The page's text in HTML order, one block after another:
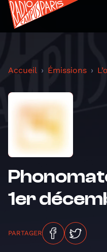
Accueil Émissions
1er
PARTAGER